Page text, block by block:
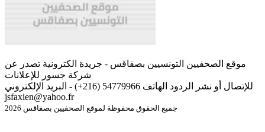
موقع الصحفيين التونسيين بصفاقس - جريدة الكترونية تصدر عن
شركة جسور للإعلانات
للإتصال أو نشر الردود الهاتف 54779966 (216+) - البريد الإلكتروني
jsfaxien@yahoo.fr
جميع الحقوق محفوظة لموقع الصحفيين بصفاقس 2026